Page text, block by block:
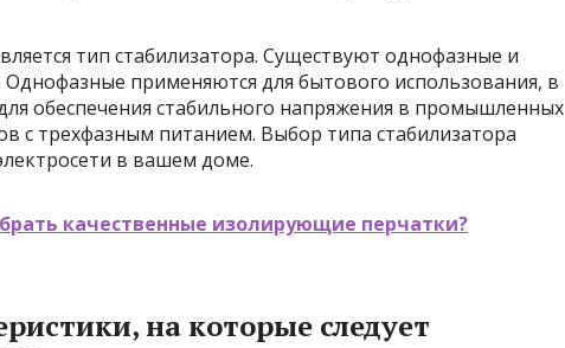
тип стабилизатора. Существуют однофазные и
Однофазные применяются для бытового использования, в
обеспечения стабильного напряжения в промышленных
с трехфазным питанием. Выбор типа стабилизатора
в вашем доме.
качественные изолирующие перчатки?
на которые следует